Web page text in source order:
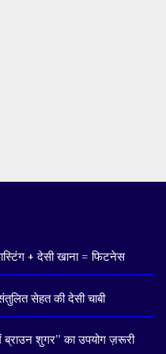
+ देसी खाना = फिटनेस
सेहत की देसी चाबी
ब्राउन शुगर” का उपयोग ज़रूरी